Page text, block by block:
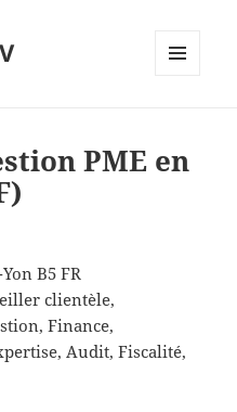
PME en
B5 FR
clientèle,
Finance,
Audit, Fiscalité,